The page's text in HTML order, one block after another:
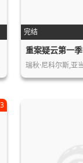
完结
重案疑云第一季
瑞秋·尼科尔斯,亚